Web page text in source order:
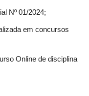
Nº 01/2024;
em concursos
Online de disciplina